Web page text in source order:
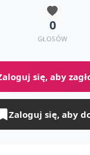
0
GŁOSÓW
się, aby
Zaloguj się, aby